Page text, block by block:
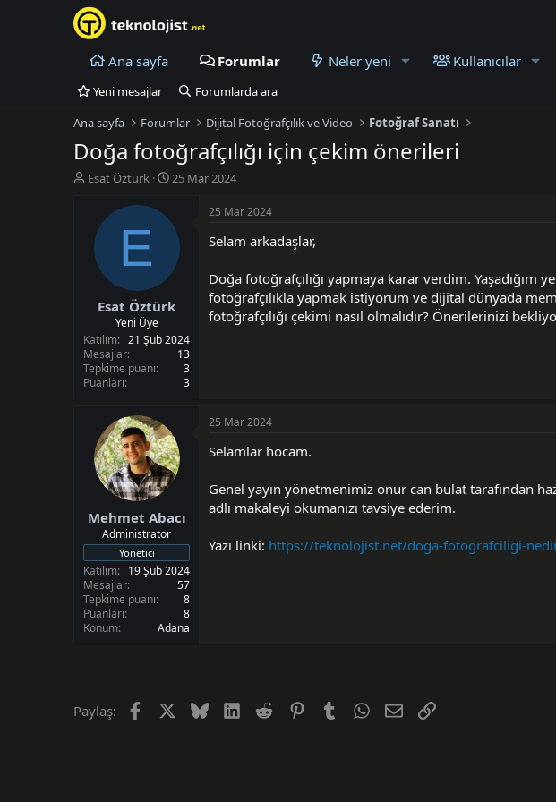
Ana sayfa Forumlar Neler yeni Kullanıcılar
Yeni mesajlar
Forumlarda ara
Ana sayfa
Forumlar Dijital Fotoğrafçılık ve Video Fotoğraf Sanatı
Doğa fotoğrafçılığı için çekim önerileri
K
a
t
a
n
Esat Öztürk
B
l
g
ç
a
25 Mar 2024
E
Esat Öztürk
Yeni Üye
Katılım
21 Şub 2024
Mesajlar
13
Tepkime puanı
3
Puanları
3
25 Mar 2024
Selam arkadaşlar,
Doğa fotoğrafçılığı yapmaya karar verdim. Yaşadığım
fotoğrafçılıkla yapmak istiyorum ve dijital dünyada
fotoğrafçılığı çekimi nasıl olmalıdır? Önerilerinizi
Mehmet Abacı
Administrator
Yönetici
Katılım
19 Şub 2024
Mesajlar
57
Tepkime puanı
8
Puanları
8
Konum
Adana
25 Mar 2024
Selamlar hocam.
Genel yayın yönetmenimiz onur can bulat tarafından
adlı makaleyi okumanızı tavsiye ederim.
Yazı linki: https://teknolojist.net/doga-fotografciligi-
Paylaş: FacebookX (Twitter)
BlueskyLinkedInReddit PinterestTumblrWhatsApp
E-postaLink